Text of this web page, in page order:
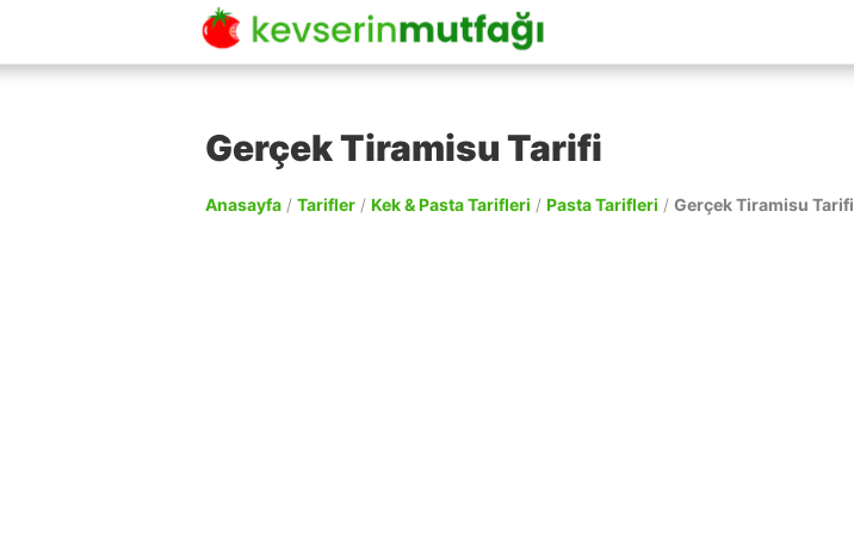
Gerçek Tiramisu Tarifi
Anasayfa / Tarifler / Kek & Pasta Tarifleri / Pasta Tarifleri / Gerçek Tiramisu Tarifi